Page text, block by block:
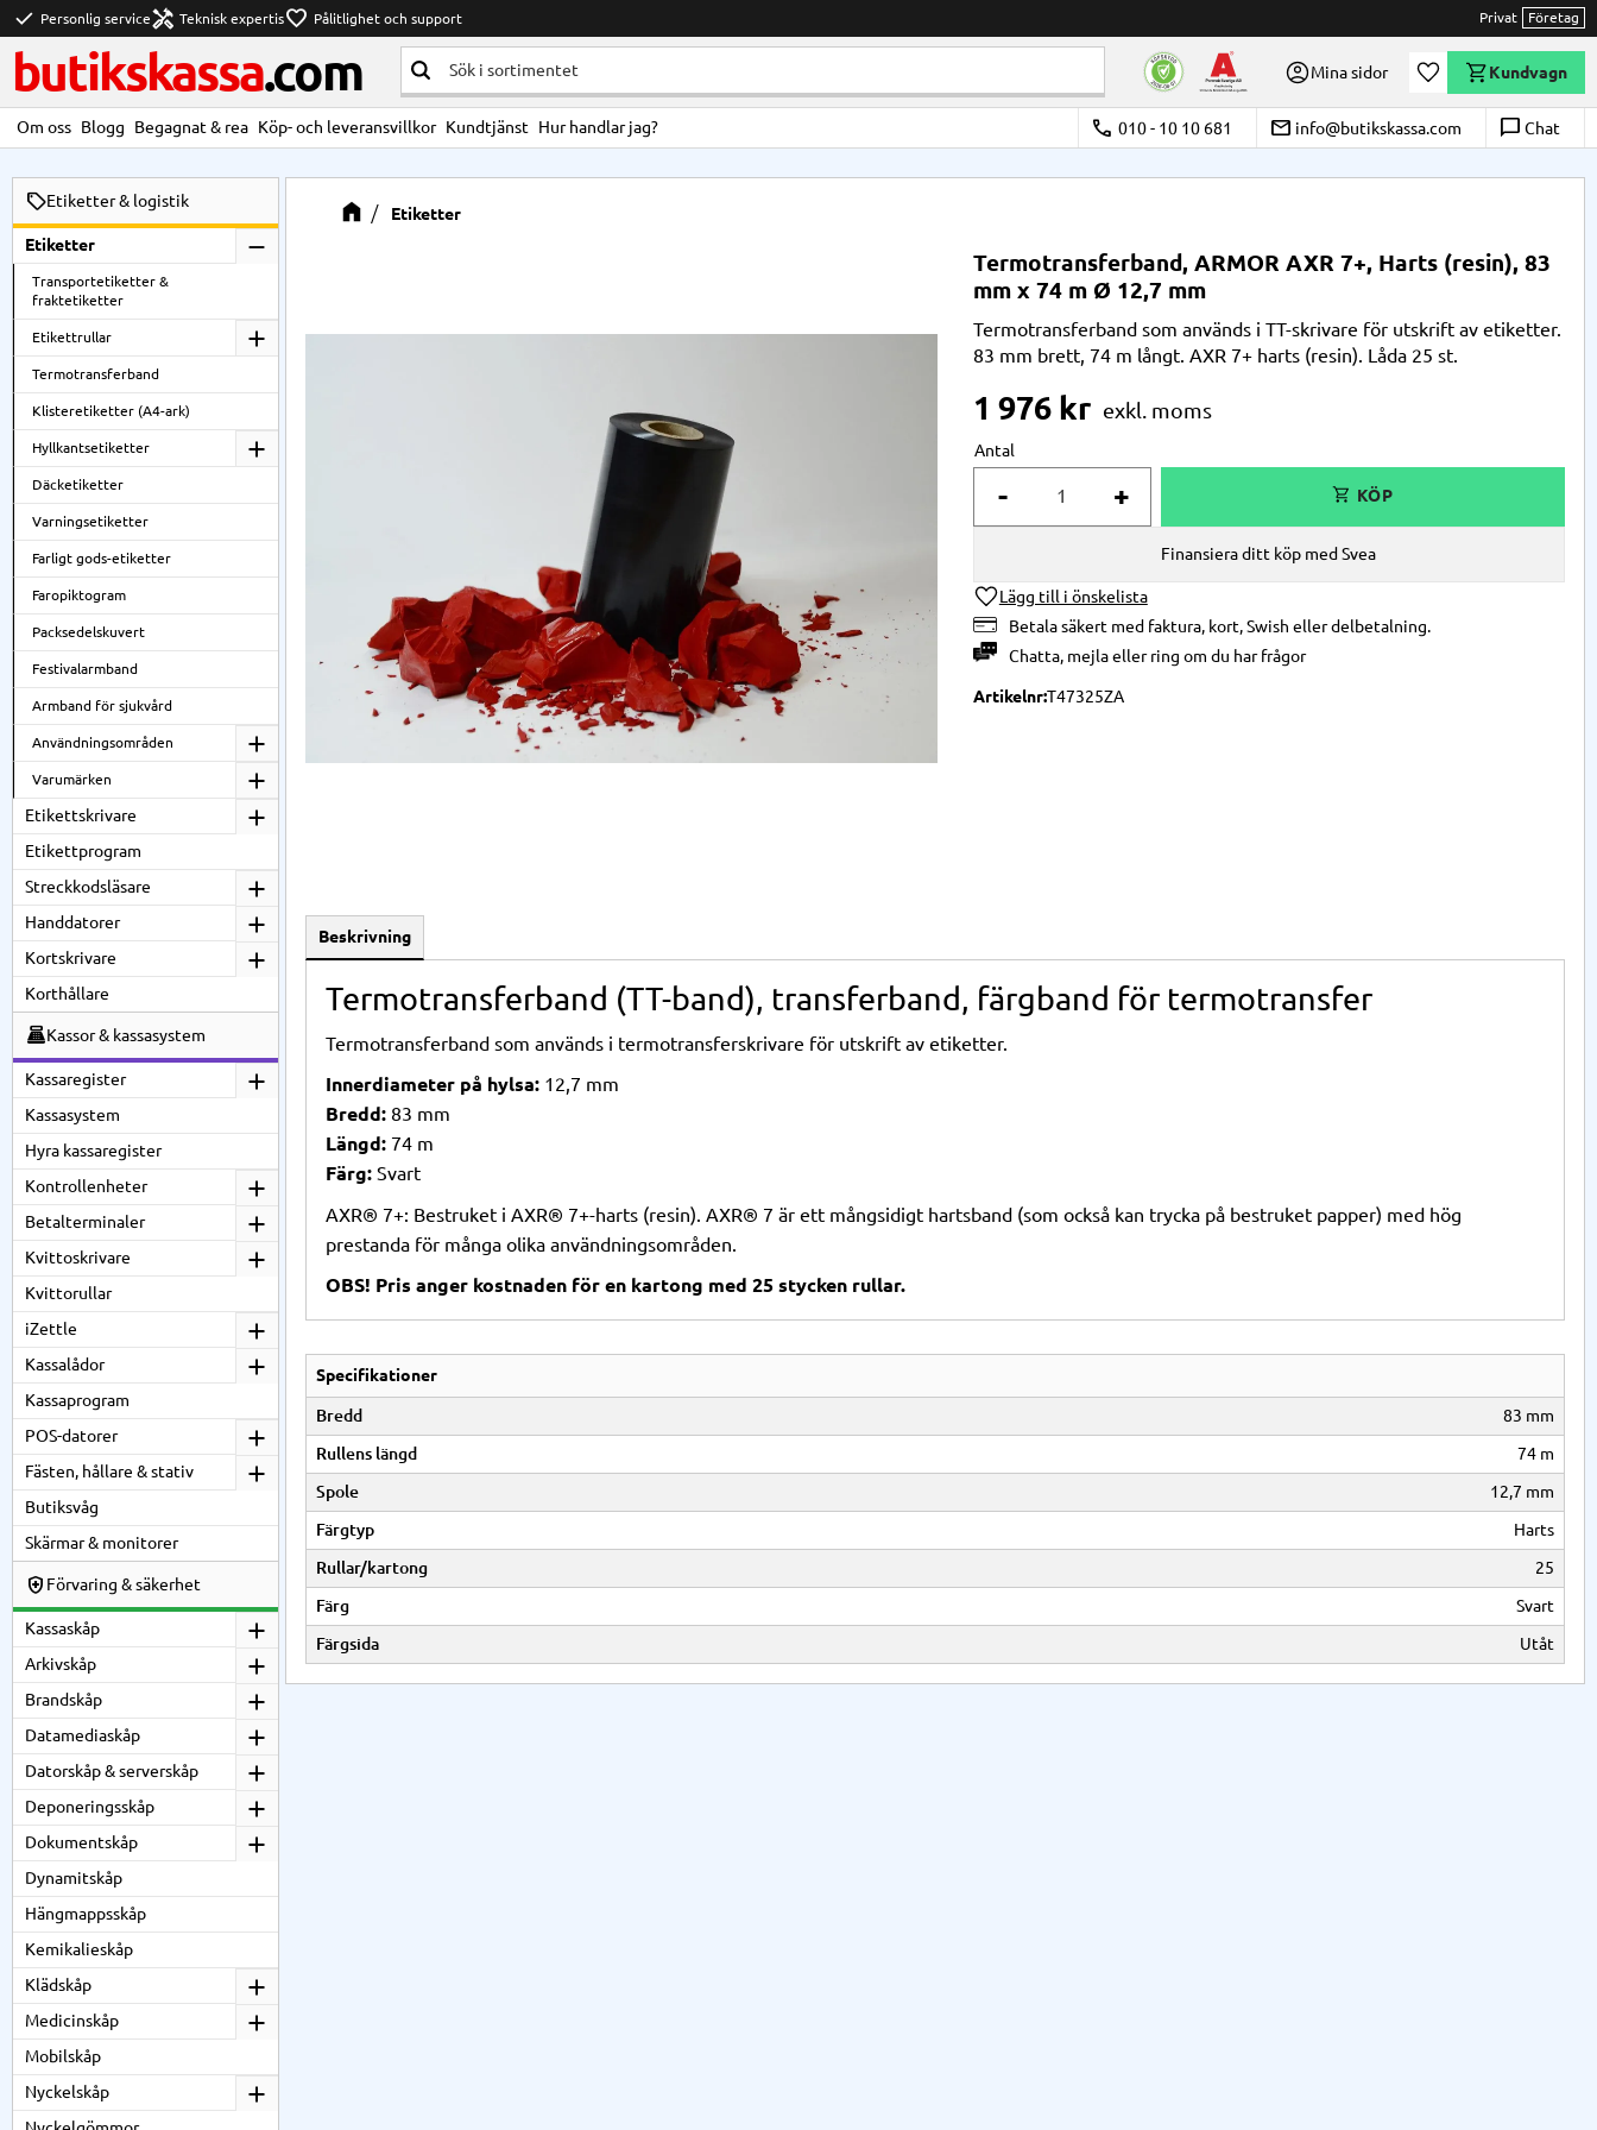
check Personlig servicehandyman Teknisk expertisfavorite Pålitlighet och support Privat Företag
butikskassa.com Mina sidor Önskelista
Kundvagn
Om oss Blogg Begagnat & rea Köp- och leveransvillkor Kundtjänst Hur handlar jag? call 010 - 10 10 681 email info@butikskassa.com chat_bubble_outline Chat
Etiketter
Termotransferband, ARMOR AXR 7+, Harts (resin), 83
mm x 74 m Ø 12,7 mm
Termotransferband som används i TT-skrivare för utskrift av etiketter.
83 mm brett, 74 m långt. AXR 7+ harts (resin). Låda 25 st.
1 976kr
Antal
+
-
Lägg till i önskelista
Betala säkert med faktura, kort, Swish eller delbetalning.
Chatta, mejlaellerring om du har frågor
Finansiera ditt köp med Svea
ArtikelnrT47325ZA
Beskrivning
Termotransferband (TT-band), transferband, färgband för termotransfer
Termotransferband som används i termotransferskrivare för utskrift av etiketter.
Innerdiameter på hylsa: 12,7 mm
Bredd: 83 mm
Längd: 74 m
Färg: Svart
AXR® 7+: Bestruket i AXR® 7+-harts (resin). AXR® 7 är ett mångsidigt hartsband (som också kan trycka på bestruket papper) med hög
prestanda för många olika användningsområden.
OBS! Pris anger kostnaden för en kartong med 25 stycken rullar.
Specifikationer
Bredd
83 mm
Rullens längd
74 m
Spole
12,7 mm
Färgtyp
Harts
Rullar/kartong
25
Färg
Svart
Färgsida
Utåt
Etiketter & logistik
Etiketter
Transportetiketter &
fraktetiketter
Etikettrullar
Termotransferband
Klisteretiketter (A4-ark)
Hyllkantsetiketter
Däcketiketter
Varningsetiketter
Farligt gods-etiketter
Faropiktogram
Packsedelskuvert
Festivalarmband
Armband för sjukvård
Användningsområden
Varumärken
Etikettskrivare
Etikettprogram
Streckkodsläsare
Handdatorer
Kortskrivare
Korthållare
Kassor & kassasystem
Kassaregister
Kassasystem
Hyra kassaregister
Kontrollenheter
Betalterminaler
Kvittoskrivare
Kvittorullar
iZettle
Kassalådor
Kassaprogram
POS-datorer
Fästen, hållare & stativ
Butiksvåg
Skärmar & monitorer
Förvaring & säkerhet
Kassaskåp
Arkivskåp
Brandskåp
Datamediaskåp
Datorskåp & serverskåp
Deponeringsskåp
Dokumentskåp
Dynamitskåp
Hängmappsskåp
Kemikalieskåp
Klädskåp
Medicinskåp
Mobilskåp
Nyckelskåp